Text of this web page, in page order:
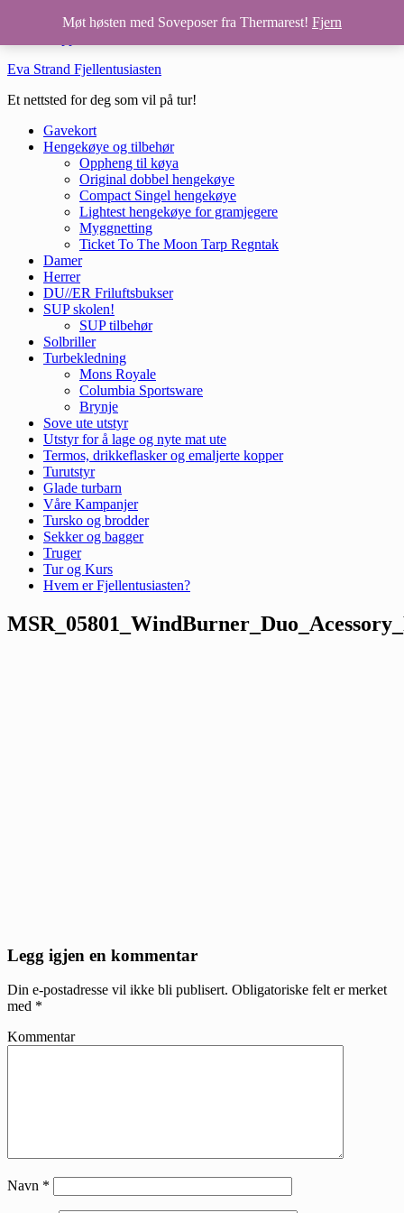
Hopp til hovedinnhold
Eva Strand Fjellentusiasten
Et nettsted for deg som vil på tur!
Gavekort
Hengekøye og tilbehør
Oppheng til køya
Original dobbel hengekøye
Compact Singel hengekøye
Lightest hengekøye for gramjegere
Myggnetting
Ticket To The Moon Tarp Regntak
Damer
Herrer
DU//ER Friluftsbukser
SUP skolen!
SUP tilbehør
Solbriller
Turbekledning
Mons Royale
Columbia Sportsware
Brynje
Sove ute utstyr
Utstyr for å lage og nyte mat ute
Termos, drikkeflasker og emaljerte kopper
Turutstyr
Glade turbarn
Våre Kampanjer
Tursko og brodder
Sekker og bagger
Truger
Tur og Kurs
Hvem er Fjellentusiasten?
Reader
Legg igjen en kommentar
Din e-postadresse vil ikke bli publisert. Obligatoriske felt er merket
med *
Kommentar
Navn *
Møt høsten med Soveposer fra Thermarest! Fjern